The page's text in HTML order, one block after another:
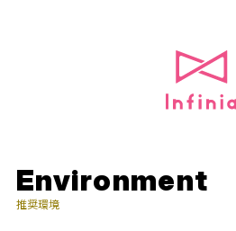
Environment
推奨環境